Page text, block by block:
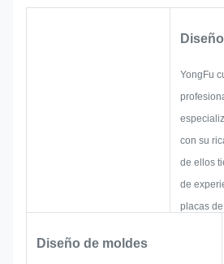
YongFu
con su
de ellos
de
placas
Diseño de moldes